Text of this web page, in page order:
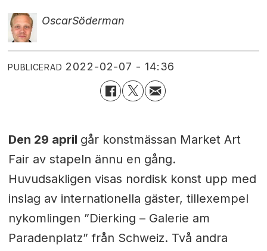
OscarSöderman
PUBLICERAD 2022-02-07 - 14:36
Den 29 april går konstmässan Market Art
Fair av stapeln ännu en gång.
Huvudsakligen visas nordisk konst upp med
inslag av internationella gäster, tillexempel
nykomlingen ”Dierking – Galerie am
Paradenplatz” från Schweiz. Två andra